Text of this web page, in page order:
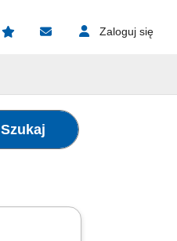
Zaloguj się
Szukaj